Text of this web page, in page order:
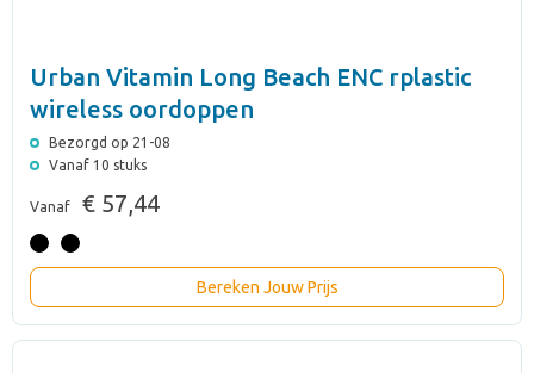
Urban Vitamin Long Beach ENC rplastic
wireless oordoppen
Bezorgd op 21-08
Vanaf 10 stuks
Vanaf € 57,44
Bereken Jouw Prijs